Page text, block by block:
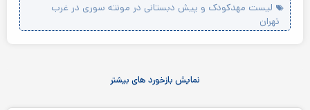
لیست مهدکودک و پیش دبستانی در مونته سوری در غرب
تهران
نمایش بازخورد های بیشتر